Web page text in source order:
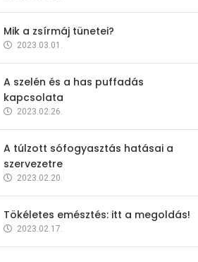
Mik a zsírmáj tünetei?
2023.03.01.
A szelén és a has puffadás
kapcsolata
2023.02.26.
A túlzott sófogyasztás hatásai a
szervezetre
2023.02.20.
Tökéletes emésztés: itt a megoldás!
2023.02.17.